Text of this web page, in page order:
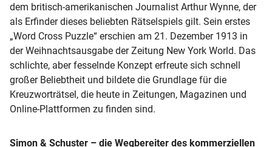
dem britisch-amerikanischen Journalist Arthur Wynne, der
als Erfinder dieses beliebten Rätselspiels gilt. Sein erstes
„Word Cross Puzzle“ erschien am 21. Dezember 1913 in
der Weihnachtsausgabe der Zeitung New York World. Das
schlichte, aber fesselnde Konzept erfreute sich schnell
großer Beliebtheit und bildete die Grundlage für die
Kreuzworträtsel, die heute in Zeitungen, Magazinen und
Online-Plattformen zu finden sind.
Simon & Schuster – die Wegbereiter des kommerziellen